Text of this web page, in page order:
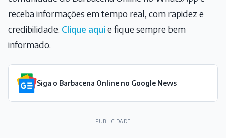
receba informações em tempo real, com rapidez e
credibilidade. Clique aqui e fique sempre bem
informado.
Siga o Barbacena Online no Google News
PUBLICIDADE